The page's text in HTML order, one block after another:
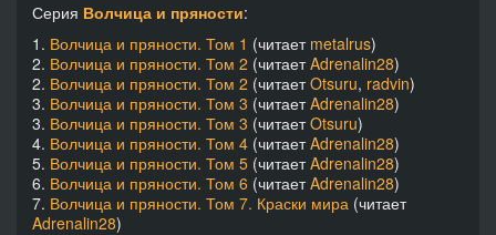
21 Волчица и пряности v08 - Глава 03 06
22 Волчица и пряности v08 - Глава 03 07
23 Волчица и пряности v08 - Глава 03 08
Серия Волчица и пряности:
1. Волчица и пряности. Том 1 (читает metalrus)
2. Волчица и пряности. Том 2 (читаетAdrenalin28)
2. Волчица и пряности. Том 2 (читаетOtsuru, radvin)
3. Волчица и пряности. Том 3 (читаетAdrenalin28)
3. Волчица и пряности. Том 3 (читаетOtsuru)
4. Волчица и пряности. Том 4 (читаетAdrenalin28)
5. Волчица и пряности. Том 5 (читаетAdrenalin28)
6. Волчица и пряности. Том 6 (читаетAdrenalin28)
7. Волчица и пряности. Том 7. Краски мира (читает
Adrenalin28)